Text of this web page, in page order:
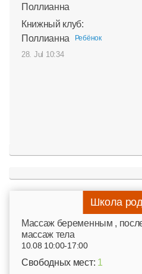
Книжный клуб:
Поллианна
Ребёнок
28. Jul 10:34
Школа
Mассаж беременным ,
массаж тела
10.08 10:00-17:00
Свободных мест: 1